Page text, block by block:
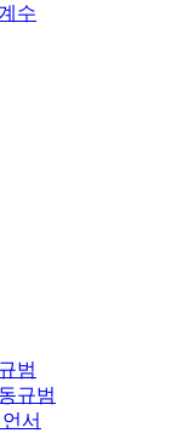
수
범
규범
서